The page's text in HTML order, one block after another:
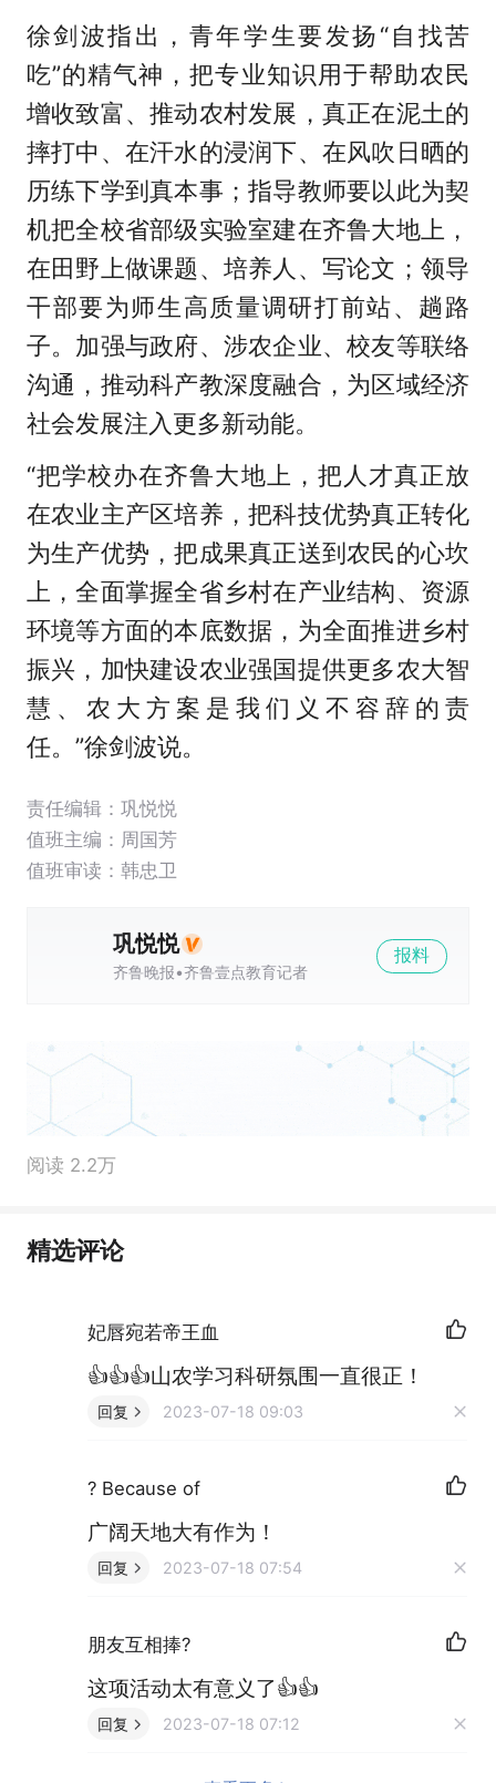
徐剑波指出，青年学生要发扬“自找苦
吃”的精气神，把专业知识用于帮助农民
增收致富、推动农村发展，真正在泥土的
摔打中、在汗水的浸润下、在风吹日晒的
历练下学到真本事；指导教师要以此为契
机把全校省部级实验室建在齐鲁大地上，
在田野上做课题、培养人、写论文；领导
干部要为师生高质量调研打前站、趟路
子。加强与政府、涉农企业、校友等联络
沟通，推动科产教深度融合，为区域经济
社会发展注入更多新动能。
“把学校办在齐鲁大地上，把人才真正放
在农业主产区培养，把科技优势真正转化
为生产优势，把成果真正送到农民的心坎
上，全面掌握全省乡村在产业结构、资源
环境等方面的本底数据，为全面推进乡村
振兴，加快建设农业强国提供更多农大智
慧、农大方案是我们义不容辞的责
任。”徐剑波说。
责任编辑：巩悦悦
值班主编： 周国芳
值班审读：韩忠卫
巩悦悦
齐鲁晚报•齐鲁壹点教育记者
报料
阅读 2.2万
精选评论
妃唇宛若帝王血
👍👍👍山农学习科研氛围一直很正！
回复 2023-07-18 09:03
? Because of
广阔天地大有作为！
回复 2023-07-18 07:54
朋友互相捧?
这项活动太有意义了👍👍
回复 2023-07-18 07:12